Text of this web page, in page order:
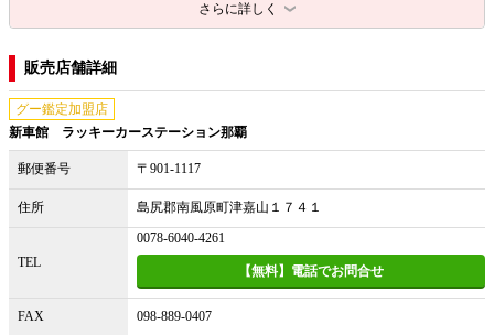
さらに詳しく
販売店舗詳細
グー鑑定加盟店
新車館 ラッキーカーステーション那覇
郵便番号 〒901-1117
住所 島尻郡南風原町津嘉山１７４１
TEL
0078-6040-4261
【無料】電話でお問合せ
FAX 098-889-0407